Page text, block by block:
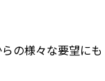
の様々な要望にも